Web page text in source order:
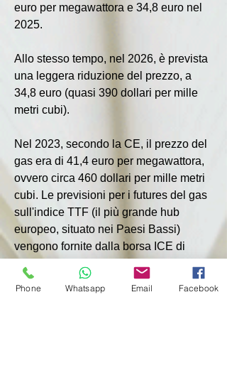
euro per megawattora e 34,8 euro nel
2025.
Allo stesso tempo, nel 2026, è prevista
una leggera riduzione del prezzo, a
34,8 euro (quasi 390 dollari per mille
metri cubi).
Nel 2023, secondo la CE, il prezzo del
gas era di 41,4 euro per megawattora,
ovvero circa 460 dollari per mille metri
cubi. Le previsioni per i futures del gas
sull'indice TTF (il più grande hub
europeo, situato nei Paesi Bassi)
vengono fornite dalla borsa ICE di
Il volume del gas viene solitamente
Phone Whatsapp Email Facebook